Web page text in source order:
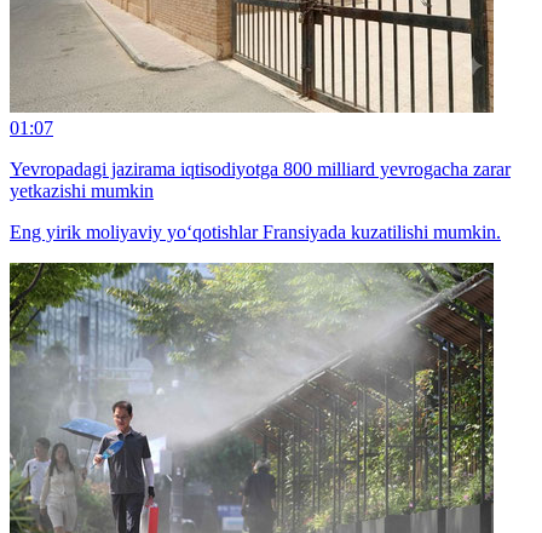
01:07
Yevropadagi jazirama iqtisodiyotga 800 milliard yevrogacha zarar
yetkazishi mumkin
Eng yirik moliyaviy yo‘qotishlar Fransiyada kuzatilishi mumkin.